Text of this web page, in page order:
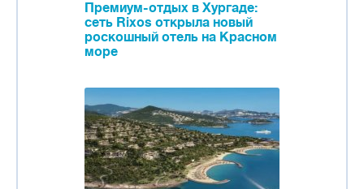
Премиум-отдых в Хургаде:
сеть Rixos открыла новый
роскошный отель на Красном
море